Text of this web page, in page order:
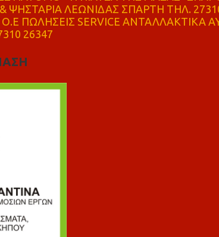
ΨΗΣΤΑΡΙΑ ΛΕΩΝΙΔΑΣ ΣΠΑΡΤΗ ΤΗΛ. 27310
ΠΩΛΗΣΕΙΣ SERVICE ΑΝΤΑΛΛΑΚΤΙΚΑ
26347